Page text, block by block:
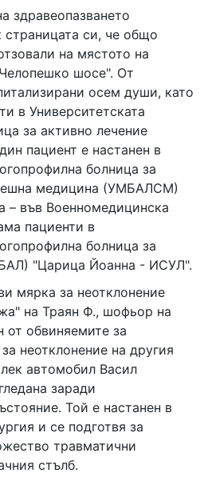
здравеопазването
си, че общо
на мястото на
шосе". От
осем души, като
в Университетската
за активно лечение
пациент е настанен в
болница за
медицина (УМБАЛСМ)
– във Военномедицинска
пациенти в
болница за
"Царица Йоанна - ИСУЛ".
мярка за неотклонение
на Траян Ф., шофьор на
от обвиняемите за
неотклонение на другия
автомобил Васил
заради
Той е настанен в
и се подготвя за
травматични
стълб.